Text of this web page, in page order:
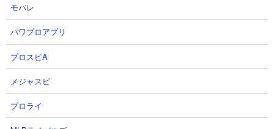
【攻略概要】
「聖ラナンキュラス」さんの攻略動画です。にゃんコンボににゃ
んこ砲チャージ速度アップ、さらにかみなり砲を選択することで
ごろにゃーんやエクスプレスを使ってラミエルの足止めをしなが
ら地道にHPを削って倒しています。
モバレ
パワプロアプリ
プロスピA
メジャスピ
プロライ